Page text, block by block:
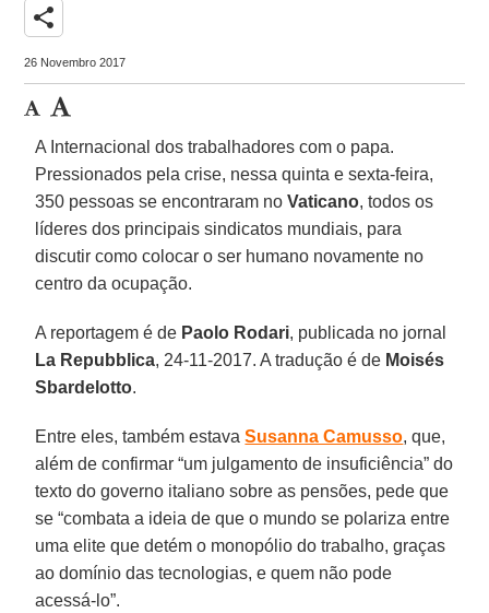
share
26 Novembro 2017
A Internacional dos trabalhadores com o papa.
Pressionados pela crise, nessa quinta e sexta-feira,
350 pessoas se encontraram noVaticano, todos os
líderes dos principais sindicatos mundiais, para
discutir como colocar o ser humano novamente no
centro da ocupação.
A reportagem é de Paolo Rodari, publicada no jornal
La Repubblica, 24-11-2017. A tradução é de Moisés
Sbardelotto.
Entre eles, também estavaSusanna Camusso, que,
além de confirmar “um julgamento de insuficiência” do
texto do governo italiano sobre as pensões, pede que
se “combata a ideia de que o mundo se polariza entre
uma elite que detém o monopólio do trabalho, graças
ao domínio das tecnologias, e quem não pode
acessá-lo”.